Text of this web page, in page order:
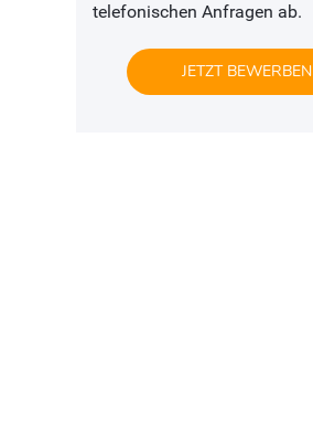
telefonischen Anfragen ab.
JETZT BEWERBEN